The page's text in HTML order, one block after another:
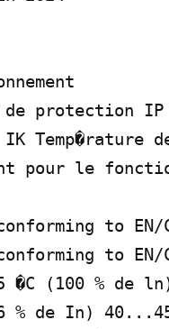
de protection IP
IK Temp�rature
pour le
to EN/
to EN/
�C (100 % de
% de In)